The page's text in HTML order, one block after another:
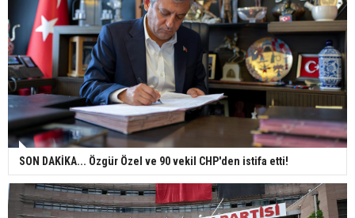
SON DAKİKA... Özgür Özel ve 90 vekil CHP'den istifa etti!